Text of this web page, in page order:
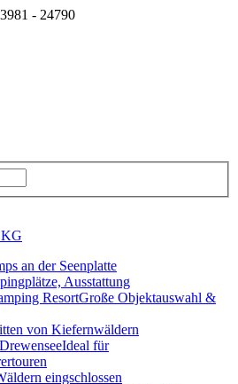
- 24790
an der Seenplatte
Ausstattung
ResortGroße Objektauswahl &
von Kiefernwäldern
Ideal für
eingschlossen